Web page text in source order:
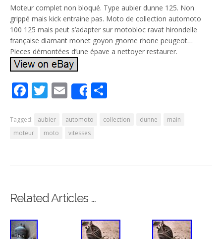
Moteur complet non bloqué. Type aubier dunne 125. Non
grippé mais kick entraine pas. Moto de collection automoto
100 125 mais peut s’adapter sur motobloc ravat hirondelle
française diamant monet goyon gnome rhone peugeot…
Pieces démontées d’une épave a nettoyer restaurer.
Facebook
Twitter
Email
SharePartager
Tagged: aubier automoto collection dunne
main
moteur
moto vitesses
Related Articles …